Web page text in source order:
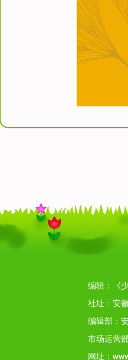
编辑：《
社址：安
编辑部：
市场运营
网址：